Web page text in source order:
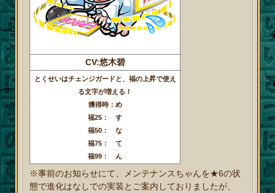
CV:悠木碧
とくせいはチェンジガードと、福の上昇で使え
る文字が増える！
獲得時：め
福25： す
福50： な
福75： て
福99： ん
※事前のお知らせにて、メンテナンスちゃんを★6の状
態で進化はなしでの実装とご案内しておりましたが、